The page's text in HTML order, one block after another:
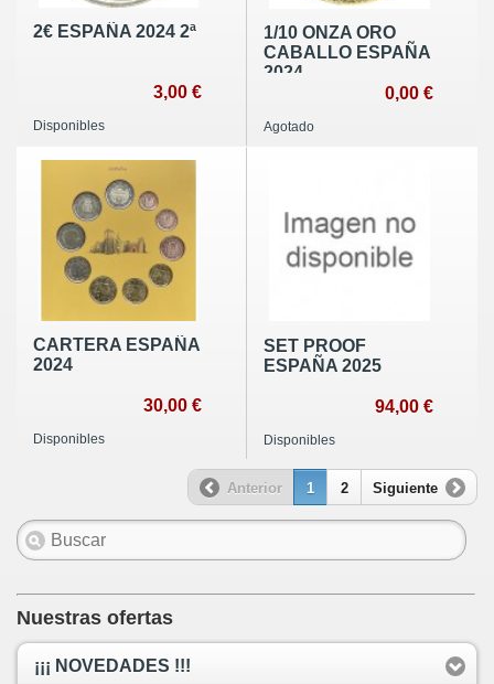
2€ ESPAÑA 2024 2ª
3,00 €
Disponibles
1/10 ONZA ORO
CABALLO ESPAÑA
2024
0,00 €
Agotado
CARTERA ESPAÑA
2024
30,00 €
Disponibles
SET PROOF
ESPAÑA 2025
94,00 €
Disponibles
Anterior 1 2 Siguiente
Nuestras ofertas
¡¡¡ NOVEDADES !!!